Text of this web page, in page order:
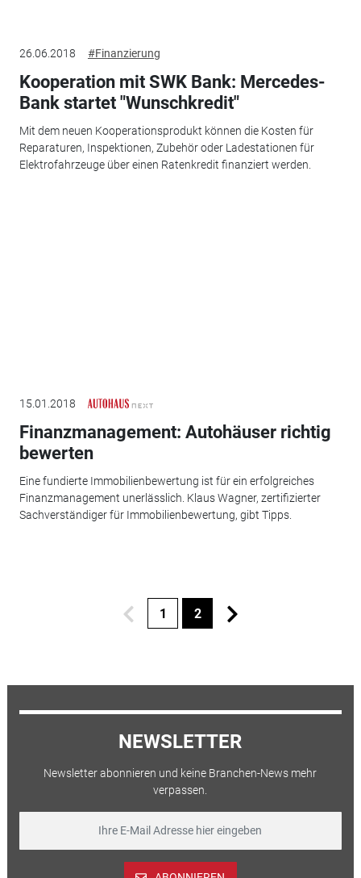
26.06.2018 #Finanzierung
Kooperation mit SWK Bank: Mercedes-
Bank startet "Wunschkredit"
Mit dem neuen Kooperationsprodukt können die Kosten für
Reparaturen, Inspektionen, Zubehör oder Ladestationen für
Elektrofahrzeuge über einen Ratenkredit finanziert werden.
15.01.2018
Finanzmanagement: Autohäuser richtig
bewerten
Eine fundierte Immobilienbewertung ist für ein erfolgreiches
Finanzmanagement unerlässlich. Klaus Wagner, zertifizierter
Sachverständiger für Immobilienbewertung, gibt Tipps.
1 2
NEWSLETTER
Newsletter abonnieren und keine Branchen-News mehr
verpassen.